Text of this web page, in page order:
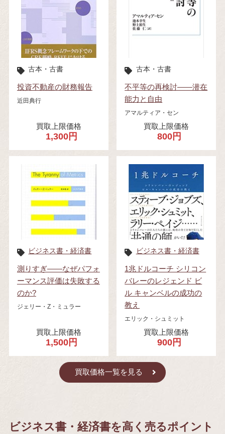
古本・古書
投資不動産の財務報告
近田典行
買取上限価格
1,300円
古本・古書
不平等の再検討――潜在
能力と自由
アマルティア・セン
買取上限価格
800円
ビジネス書・経済書
測りすぎ――なぜパフォ
ーマンス評価は失敗する
のか?
ジェリー・Z・ミュラー
買取上限価格
1,500円
ビジネス書・経済書
1兆ドルコーチ シリコン
バレーのレジェンド ビ
ル キャンベルの成功の
教え
エリック・シュミット
買取上限価格
900円
買取価格一覧を見る
ビジネス書・経済書を高く売るポイント